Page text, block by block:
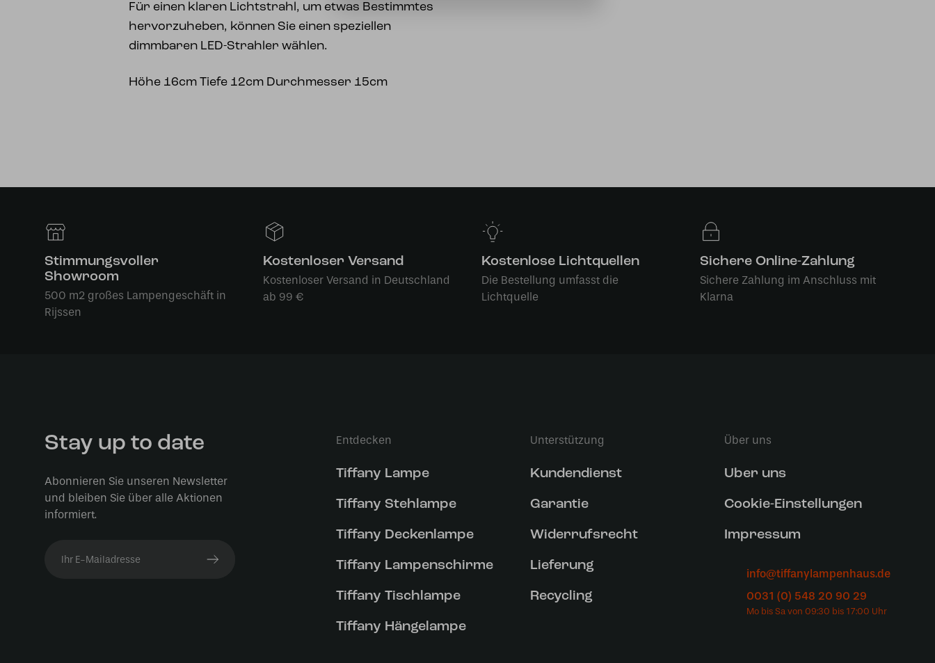
Für einen klaren Lichtstrahl, um etwas Bestimmtes
hervorzuheben, können Sie einen speziellen
dimmbaren LED-Strahler wählen.
Höhe 16cm Tiefe 12cm Durchmesser 15cm
Stimmungsvoller
Showroom
500 m2 großes Lampengeschäft in
Rijssen
Kostenloser Versand
Kostenloser Versand in Deutschland
ab 99 €
Kostenlose Lichtquellen
Die Bestellung umfasst die
Lichtquelle
Sichere Online-Zahlung
Sichere Zahlung im Anschluss mit
Klarna
Stay up to date
Abonnieren Sie unseren Newsletter
und bleiben Sie über alle Aktionen
informiert.
Entdecken
Tiffany Lampe
Tiffany Stehlampe
Tiffany Deckenlampe
Tiffany Lampenschirme
Tiffany Tischlampe
Tiffany Hängelampe
Unterstützung
Kundendienst
Garantie
Widerrufsrecht
Lieferung
Recycling
Über uns
Uber uns
Cookie-Einstellungen
Impressum
info@tiffanylampenhaus.de
0031 (0) 548 20 90 29